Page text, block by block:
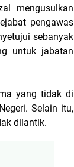
mengusulkan
pengawas
sebanyak
untuk jabatan
yang tidak di
Selain itu,
dilantik.